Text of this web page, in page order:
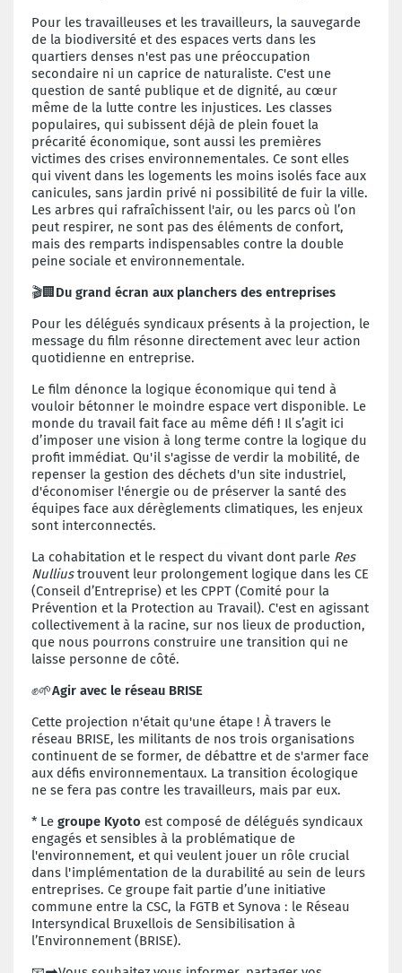
Pour les travailleuses et les travailleurs, la sauvegarde
de la biodiversité et des espaces verts dans les
quartiers denses n'est pas une préoccupation
secondaire ni un caprice de naturaliste. C'est une
question de santé publique et de dignité, au cœur
même de la lutte contre les injustices. Les classes
populaires, qui subissent déjà de plein fouet la
précarité économique, sont aussi les premières
victimes des crises environnementales. Ce sont elles
qui vivent dans les logements les moins isolés face aux
canicules, sans jardin privé ni possibilité de fuir la ville.
Les arbres qui rafraîchissent l'air, ou les parcs où l’on
peut respirer, ne sont pas des éléments de confort,
mais des remparts indispensables contre la double
peine sociale et environnementale.
🎬🏢 Du grand écran aux planchers des entreprises
Pour les délégués syndicaux présents à la projection, le
message du film résonne directement avec leur action
quotidienne en entreprise.
Le film dénonce la logique économique qui tend à
vouloir bétonner le moindre espace vert disponible. Le
monde du travail fait face au même défi ! Il s’agit ici
d’imposer une vision à long terme contre la logique du
profit immédiat. Qu'il s'agisse de verdir la mobilité, de
repenser la gestion des déchets d'un site industriel,
d'économiser l'énergie ou de préserver la santé des
équipes face aux dérèglements climatiques, les enjeux
sont interconnectés.
La cohabitation et le respect du vivant dont parle Res
Nulliustrouvent leur prolongement logique dans les CE
(Conseil d’Entreprise) et les CPPT (Comité pour la
Prévention et la Protection au Travail). C'est en agissant
collectivement à la racine, sur nos lieux de production,
que nous pourrons construire une transition qui ne
laisse personne de côté.
✊🌱Agir avec le réseau BRISE
Cette projection n'était qu'une étape ! À travers le
réseau BRISE, les militants de nos trois organisations
continuent de se former, de débattre et de s'armer face
aux défis environnementaux. La transition écologique
ne se fera pas contre les travailleurs, mais par eux.
* Le groupe Kyoto est composé de délégués syndicaux
engagés et sensibles à la problématique de
l'environnement, et qui veulent jouer un rôle crucial
dans l'implémentation de la durabilité au sein de leurs
entreprises. Ce groupe fait partie d’une initiative
commune entre la CSC, la FGTB et Synova : le Réseau
Intersyndical Bruxellois de Sensibilisation à
l’Environnement (BRISE).